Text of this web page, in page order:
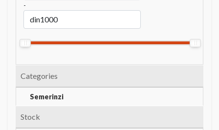
-
Categories
Semerinzi
Stock